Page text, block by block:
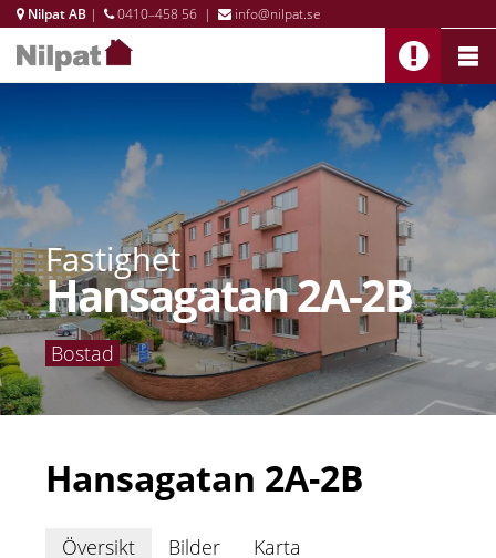
Nilpat AB | 0410–458 56 | info@nilpat.se
Fastighet
Hansagatan 2A-2B
Bostad
Hansagatan 2A-2B
Översikt Bilder Karta